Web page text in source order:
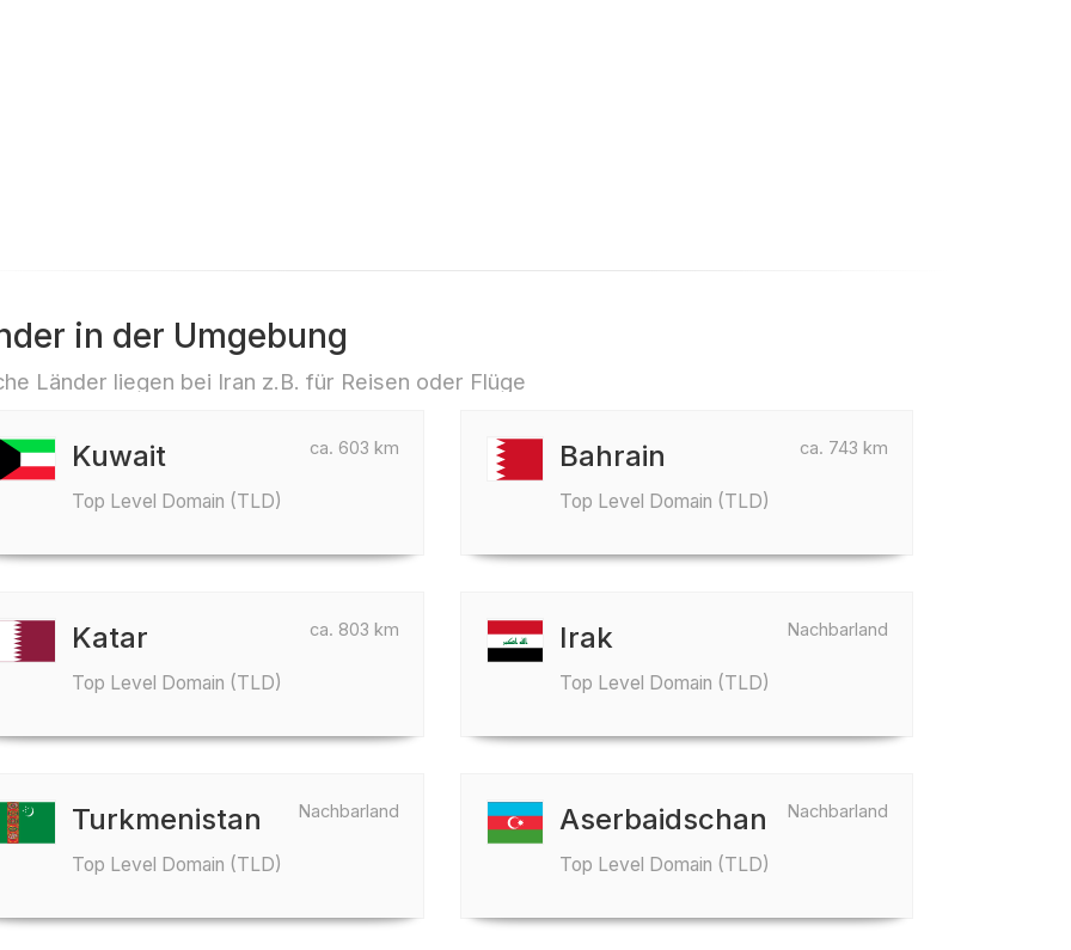
in der Umgebung
Länder liegen bei Iran z.B. für Reisen oder Flüge
ca. 603 km
Kuwait
Top Level Domain (TLD)
ca. 743 km
Bahrain
Top Level Domain (TLD)
ca. 803 km
Katar
Top Level Domain (TLD)
Nachbarland
Irak
Top Level Domain (TLD)
Nachbarland
Turkmenistan
Top Level Domain (TLD)
Nachbarland
Aserbaidschan
Top Level Domain (TLD)